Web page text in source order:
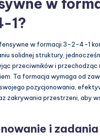
1?
w formacji 3-2-4-1
solidnej struktury,
przeciwników i przechodząc
Ta formacja wymaga od
pozycjonowania,
zakrywania przestrzeni, aby
i zadania